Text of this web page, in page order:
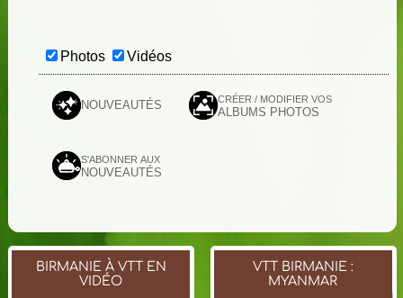
Photos Vidéos
NOUVEAUTÉS CRÉER / MODIFIER VOS
ALBUMS PHOTOS
S'ABONNER AUX
NOUVEAUTÉS
BIRMANIE À VTT EN
VIDÉO
VTT BIRMANIE :
MYANMAR